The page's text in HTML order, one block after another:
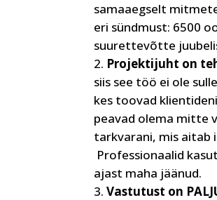
samaaegselt
eri sündmust: 6500
suurettevõtte
Projektijuht on
siis see töö ei ole
kes toovad
peavad olema mitte
tarkvarani, mis aitab
Professionaalid
ajast maha jäänud.
Vastutust on